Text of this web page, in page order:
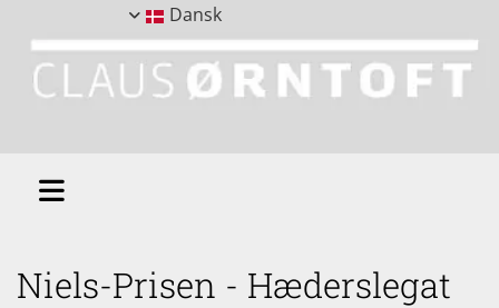
Dansk
Niels-Prisen - Hæderslegat